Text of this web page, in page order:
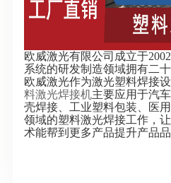
欧威激光有限公司成立于
系统的研发制造领域拥有二
欧威激光作为激光塑料焊接
料激光焊接机主要应用于汽
壳焊接、工业塑料包装、医
领域的塑料激光焊接工作，
术能帮到更多产品提升产品品